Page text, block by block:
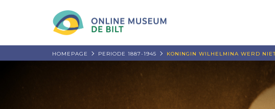
HOMEPAGE PERIODE 1887-1945 KONINGIN WILHELMINA WERD